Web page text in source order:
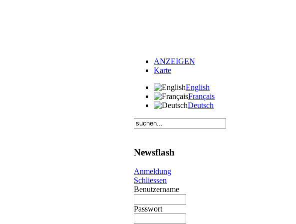
ANZEIGEN
Karte
English
Français
Deutsch
Newsflash
Anmeldung
Schliessen
Benutzername
Passwort